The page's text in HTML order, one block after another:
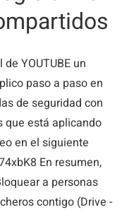
YOUTUBE un
paso a paso en
de seguridad con
que está aplicando
en el siguiente
En resumen,
a personas
contigo (Drive -